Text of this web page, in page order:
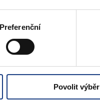
Preferenční
Povolit výběr
ani
zápisem nebyl